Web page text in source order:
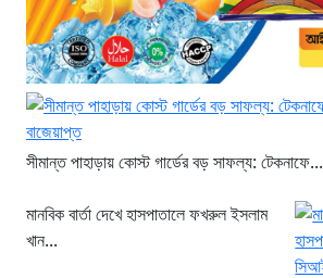
সীমান্ত পাহাড়ায় কোস্ট গার্ডের বড় সাফল্য: টেকনাফে...
মানবিক বার্তা দেখে হাসপাতালে ফখরুল ইসলাম
খান...